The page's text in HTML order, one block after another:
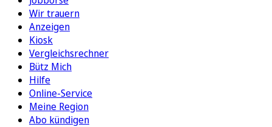
Wir trauern
Anzeigen
Kiosk
Vergleichsrechner
Bütz Mich
Hilfe
Online-Service
Meine Region
Abo kündigen